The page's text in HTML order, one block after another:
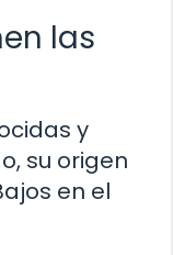
las
y
su origen
en el